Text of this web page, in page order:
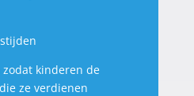
kinderen de
ze verdienen